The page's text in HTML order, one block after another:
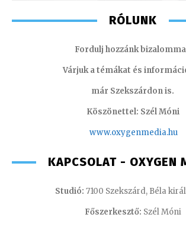
RÓLUNK
Fordulj hozzánk
Várjuk a témákat és
már Szekszárdon is.
Köszönettel: Szél Móni
www.oxygenmedia.hu
KAPCSOLAT - OXYGEN
Studió: 7100 Szekszárd, Béla
Főszerkesztő: Szél Móni